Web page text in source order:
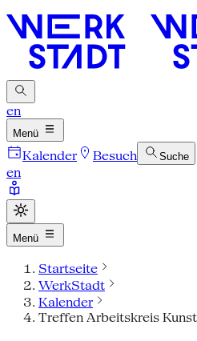
en
Menü
Kalender Besuch Suche
en
Menü
Startseite
WerkStadt
Kalender
Treffen Arbeitskreis